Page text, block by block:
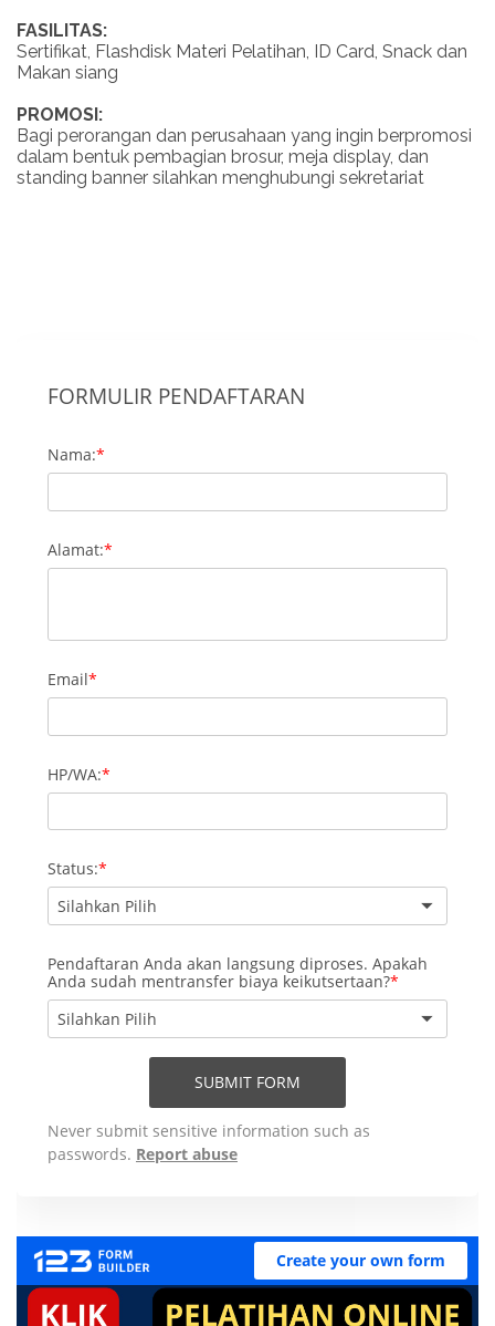
FASILITAS:
Sertifikat, Flashdisk Materi Pelatihan, ID Card, Snack dan
Makan siang
PROMOSI:
Bagi perorangan dan perusahaan yang ingin berpromosi
dalam bentuk pembagian brosur, meja display, dan
standing banner silahkan menghubungi sekretariat